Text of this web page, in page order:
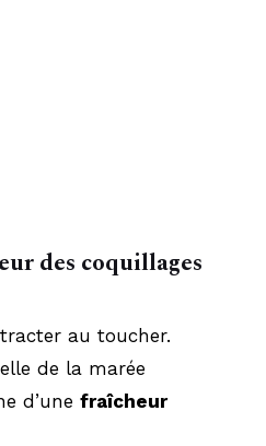
des coquillages
au toucher.
de la marée
d’une fraîcheur